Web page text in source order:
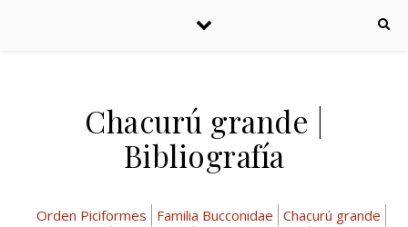
Chacurú grande |
Bibliografía
Orden Piciformes Familia Bucconidae Chacurú grande